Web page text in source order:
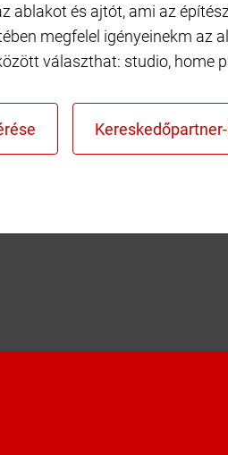
ablakot és ajtót, ami az
megfelel igényeinekm az
választhat: studio, home